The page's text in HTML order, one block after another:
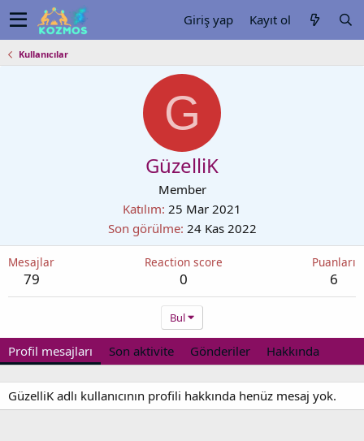
Giriş yap Kayıt ol
Kullanıcılar
G
GüzelliK
Member
Katılım 25 Mar 2021
Son görülme 24 Kas 2022
Mesajlar
79
Reaction score
0
Puanları
6
Bul
Profil mesajları Son aktivite Gönderiler Hakkında
GüzelliK adlı kullanıcının profili hakkında henüz mesaj yok.